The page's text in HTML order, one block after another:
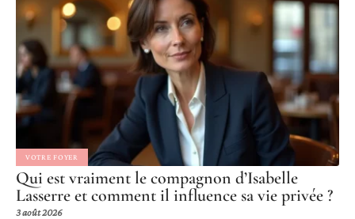
VOTRE FOYER
Qui est vraiment le compagnon d’Isabelle
Lasserre et comment il influence sa vie privée ?
3 août 2026